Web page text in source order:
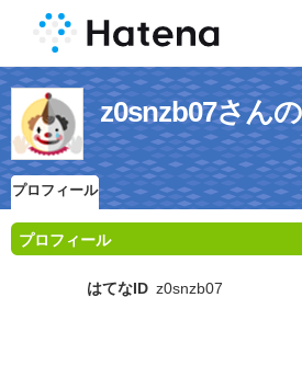
z0snzb07さん
プロフィール
プロフィール
はてなID z0snzb07